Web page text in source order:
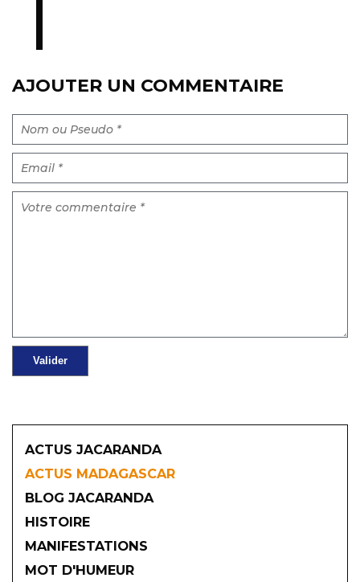
AJOUTER UN COMMENTAIRE
ACTUS JACARANDA
ACTUS MADAGASCAR
BLOG JACARANDA
HISTOIRE
MANIFESTATIONS
MOT D'HUMEUR